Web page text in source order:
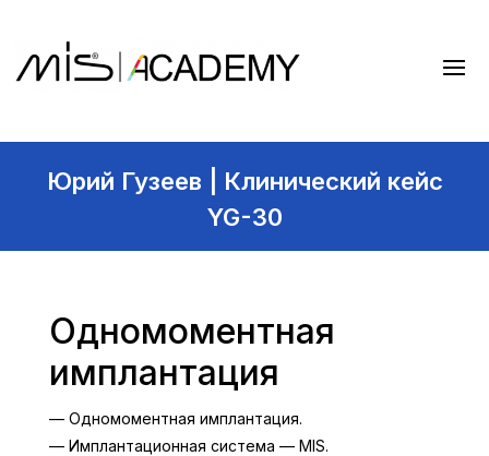
Юрий Гузеев | Клинический кейс
YG-30
Одномоментная
имплантация
— Одномоментная имплантация.
— Имплантационная система — MIS.